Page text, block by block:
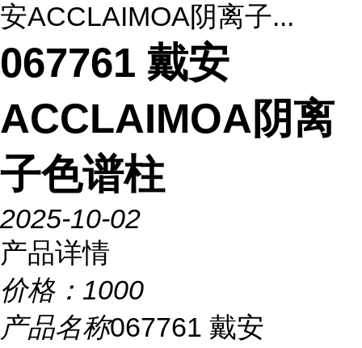
安ACCLAIMOA阴离子...
067761 戴安
ACCLAIMOA阴离
子色谱柱
2025-10-02
产品详情
价格： 1000
产品名称067761 戴安